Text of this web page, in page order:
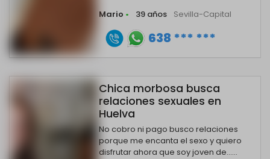
Mario • 39 años Sevilla-Capital
638 *** ***
Chica morbosa busca
relaciones sexuales en
Huelva
No cobro ni pago busco relaciones
porque me encanta el sexo y quiero
disfrutar ahora que soy joven de......